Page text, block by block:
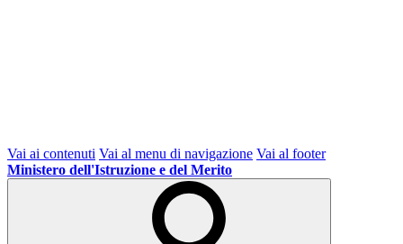
Vai ai contenuti Vai al menu di navigazione Vai al footer
Ministero dell'Istruzione e del Merito